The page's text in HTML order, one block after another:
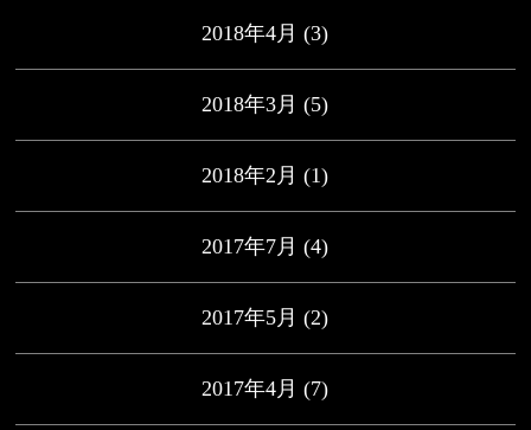
2018年4月 (3)
2018年3月 (5)
2018年2月 (1)
2017年7月 (4)
2017年5月 (2)
2017年4月 (7)